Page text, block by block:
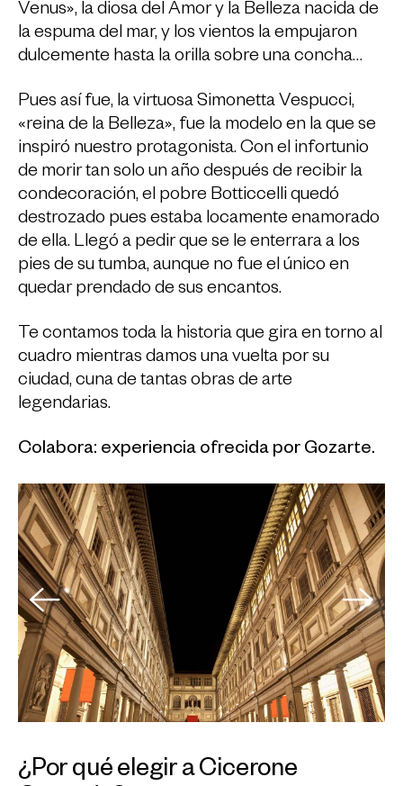
Venus», la diosa del Amor y la Belleza nacida de
la espuma del mar, y los vientos la empujaron
dulcemente hasta la orilla sobre una concha…
Pues así fue, la virtuosa Simonetta Vespucci,
«reina de la Belleza», fue la modelo en la que se
inspiró nuestro protagonista. Con el infortunio
de morir tan solo un año después de recibir la
condecoración, el pobre Botticcelli quedó
destrozado pues estaba locamente enamorado
de ella. Llegó a pedir que se le enterrara a los
pies de su tumba, aunque no fue el único en
quedar prendado de sus encantos.
Te contamos toda la historia que gira en torno al
cuadro mientras damos una vuelta por su
ciudad, cuna de tantas obras de arte
legendarias.
Colabora: experiencia ofrecida por Gozarte.
¿Por qué elegir a Cicerone